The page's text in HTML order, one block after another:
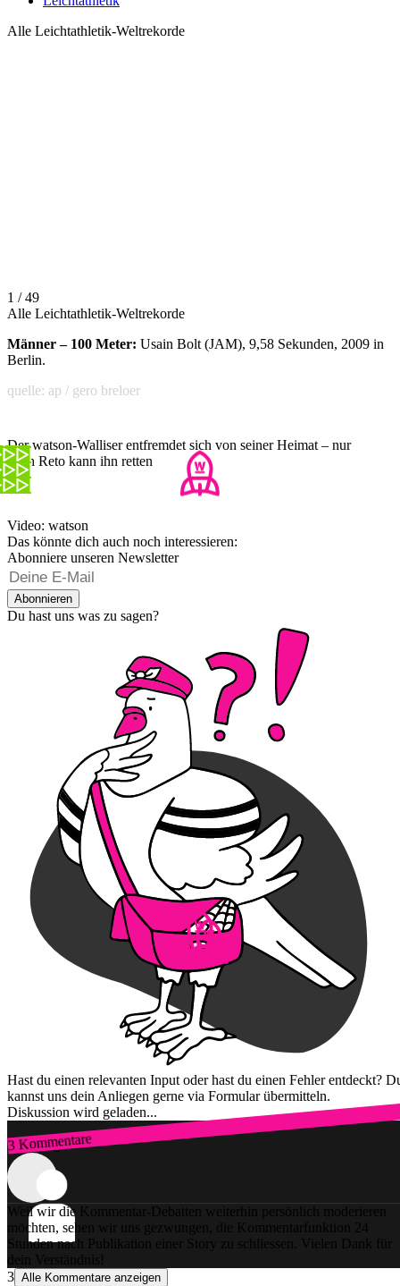
Alle Leichtathletik-Weltrekorde
1 / 49
Alle Leichtathletik-Weltrekorde
Männer – 100 Meter: Usain Bolt (JAM), 9,58 Sekunden, 2009 in
Berlin.
quelle: ap / gero breloer
Der watson-Walliser entfremdet sich von seiner Heimat – nur
noch Reto kann ihn retten
Video: watson
Das könnte dich auch noch interessieren:
Abonniere unseren Newsletter
Abonnieren
Du hast uns was zu sagen?
Hast du einen relevanten Input oder hast du einen Fehler entdeckt?
kannst uns dein Anliegen gerne via Formular übermitteln.
Diskussion wird geladen...
3 Kommentare
Zum Login
Weil wir die Kommentar-Debatten weiterhin persönlich moderieren
möchten, sehen wir uns gezwungen, die Kommentarfunktion 24
Stunden nach Publikation einer Story zu schliessen. Vielen Dank für
dein Verständnis!
3 Alle Kommentare anzeigen